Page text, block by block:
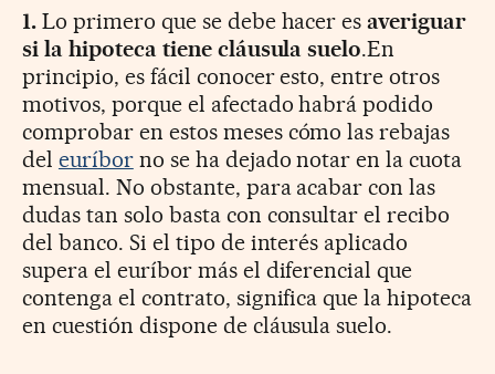
1.Lo primero que se debe hacer esaveriguar
si la hipoteca tiene cláusula suelo.En
principio, es fácil conocer esto, entre otros
motivos, porque el afectado habrá podido
comprobar en estos meses cómo las rebajas
del euríborno se ha dejado notar en la cuota
mensual. No obstante, para acabar con las
dudas tan solo basta con consultar el recibo
del banco. Si el tipo de interés aplicado
supera el euríbor más el diferencial que
contenga el contrato, significa que la hipoteca
en cuestión dispone de cláusula suelo.